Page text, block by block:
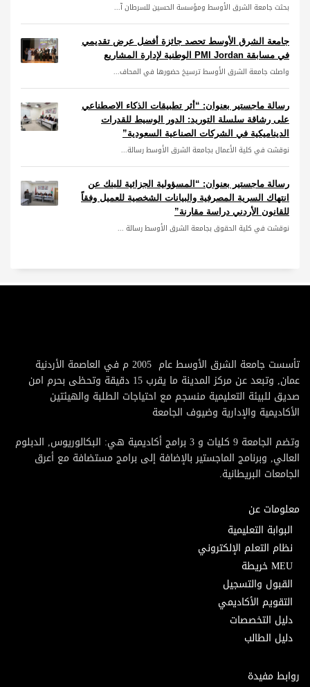
بحثت جامعة الشرق الأوسط ومؤسسة الحسين للسرطان آ...
جامعة الشرق الأوسط تحصد جائزة أفضل عرض تقديمي
في مسابقة PMI Jordan الوطنية لإدارة المشاريع
واصلت جامعة الشرق الأوسط ترسيخ حضورها في المحاف...
رسالة ماجستير بعنوان: “أثر تطبيقات الذكاء الاصطناعي
على رشاقة سلسلة التوريد: الدور الوسيط للقدرات
الديناميكية في الشركات الصناعية السعودية”
نوقشت في كلية الأعمال بجامعة الشرق الأوسط رسالة...
رسالة ماجستير بعنوان: “المسؤولية الجزائية للبنك عن
انتهاك السرية المصرفية والبيانات الشخصية للعميل وفقاً
للقانون الأردني دراسة مقارنة”
نوقشت في كلية الحقوق بجامعة الشرق الأوسط رسالة ...
تأسست جامعة الشرق الأوسط عام 2005 م في العاصمة الأردنية
عمان, وتبعد عن مركز المدينة ما يقرب 15 دقيقة وتحظى بحرم امن
صديق للبيئة التعليمية منسجم مع احتياجات الطلبة والهيئتين
الأكاديمية والإدارية وضيوف الجامعة
وتضم الجامعة 9 كليات و 3 برامج أكاديمية هي: البكالوريوس, الدبلوم
العالي, وبرنامج الماجستير بالإضافة إلى برامج مستضافة مع أعرق
الجامعات البريطانية.
معلومات عن
البوابة التعليمية
نظام التعلم الإلكتروني
MEU خريطة
القبول والتسجيل
التقويم الأكاديمي
دليل التخصصات
دليل الطالب
روابط مفيدة